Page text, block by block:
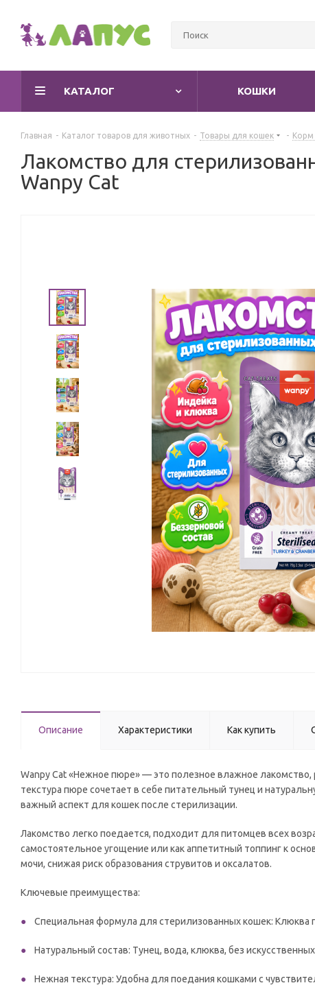
КАТАЛОГ КОШКИ
Главная - Каталог товаров для животных - Товары для кошек - Корм
Лакомство для
Wanpy Cat
Описание Характеристики Как купить
Wanpy Cat «Нежное пюре» — это полезное влажное
текстура пюре сочетает в себе питательный тунец и
важный аспект для кошек после стерилизации.
Лакомство легко поедается, подходит для питомцев всех
самостоятельное угощение или как аппетитный топпинг к
мочи, снижая риск образования струвитов и оксалатов.
Ключевые преимущества:
Специальная формула для стерилизованных кошек:
Натуральный состав: Тунец, вода, клюква, без
Нежная текстура: Удобна для поедания кошками с